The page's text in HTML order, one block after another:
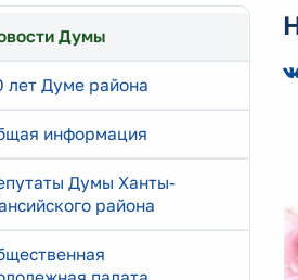
Думы
лет Думе района
информация
Думы Ханты-
района